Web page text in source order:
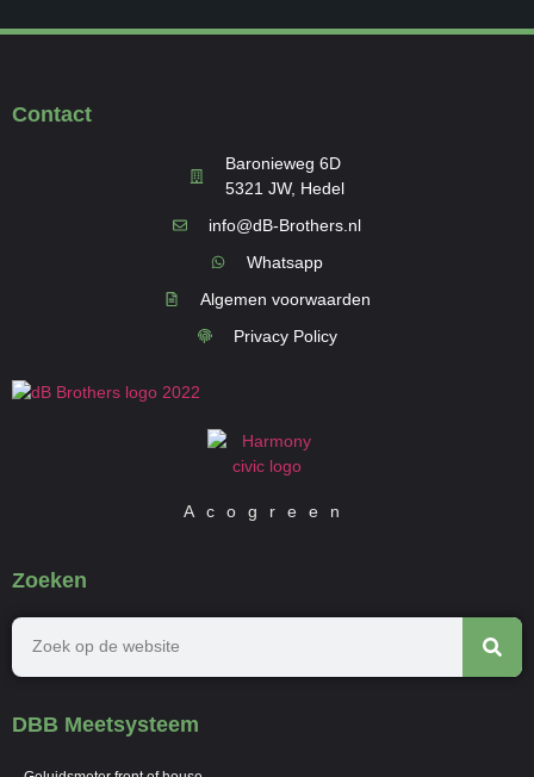
Zoeken
DBB Meetsysteem
Contact
Baronieweg 6D
5321 JW, Hedel
info@dB-Brothers.nl
Whatsapp
Algemen voorwaarden
Privacy Policy
Acogreen